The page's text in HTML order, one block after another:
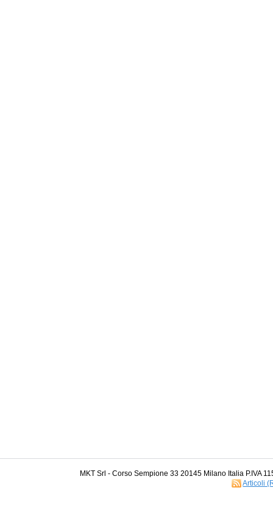
MKT Srl - Corso Sempione 33 20145 Milano Italia P.IVA
Articoli